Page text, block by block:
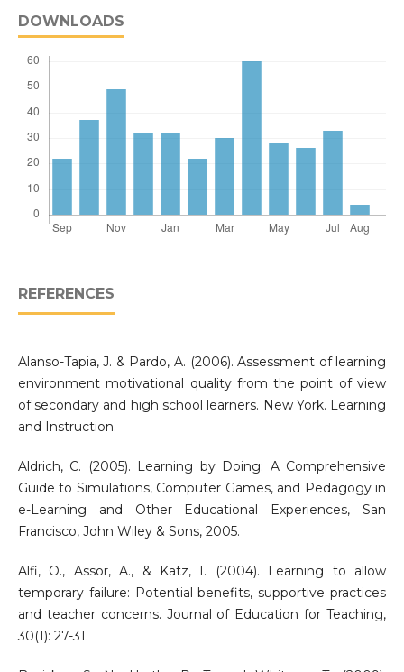
DOWNLOADS
REFERENCES
Alanso-Tapia, J. & Pardo, A. (2006). Assessment of learning
environment motivational quality from the point of view
of secondary and high school learners. New York. Learning
and Instruction.
Aldrich, C. (2005). Learning by Doing: A Comprehensive
Guide to Simulations, Computer Games, and Pedagogy in
e-Learning and Other Educational Experiences, San
Francisco, John Wiley & Sons, 2005.
Alfi, O., Assor, A., & Katz, I. (2004). Learning to allow
temporary failure: Potential benefits, supportive practices
and teacher concerns. Journal of Education for Teaching,
30(1): 27-31.